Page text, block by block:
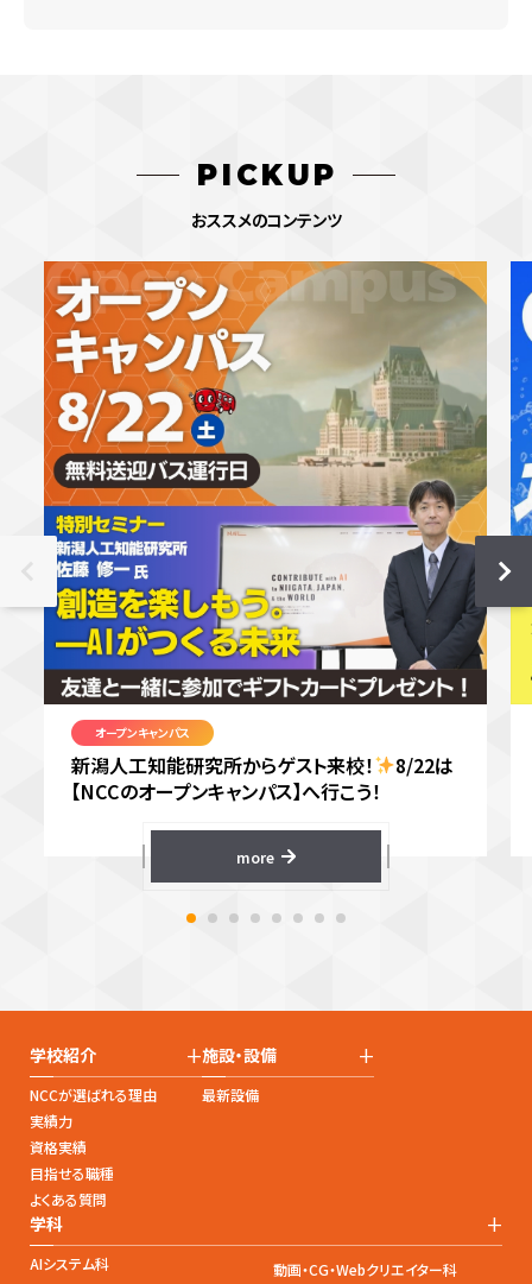
PICKUP
おススメのコンテンツ
オープンキャンパス
新潟人工知能研究所からゲスト来校！
8/22は
【NCCのオープンキャンパス】へ行こう！
more
学校紹介 +
NCCが選ばれる理由
実績力
資格実績
目指せる職種
よくある質問
施設・設備 +
最新設備
学科 +
AIシステム科
動画・CG・Webクリエイター科